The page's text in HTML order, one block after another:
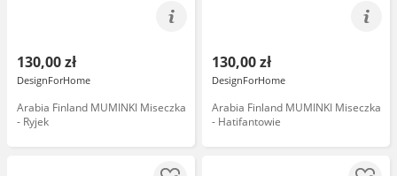
130,00 zł
DesignForHome
Arabia Finland MUMINKI Miseczka
- Ryjek
130,00 zł
DesignForHome
Arabia Finland MUMINKI Miseczka
- Hatifantowie